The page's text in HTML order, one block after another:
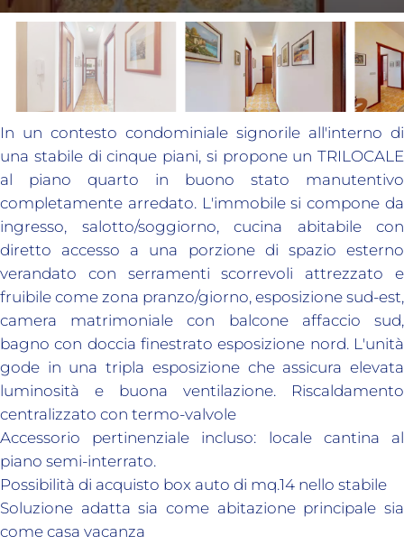
In un contesto condominiale signorile all'interno di
una stabile di cinque piani, si propone un TRILOCALE
al piano quarto in buono stato manutentivo
completamente arredato. L'immobile si compone da
ingresso, salotto/soggiorno, cucina abitabile con
diretto accesso a una porzione di spazio esterno
verandato con serramenti scorrevoli attrezzato e
fruibile come zona pranzo/giorno, esposizione sud-est,
camera matrimoniale con balcone affaccio sud,
bagno con doccia finestrato esposizione nord. L'unità
gode in una tripla esposizione che assicura elevata
luminosità e buona ventilazione. Riscaldamento
centralizzato con termo-valvole
Accessorio pertinenziale incluso: locale cantina al
piano semi-interrato.
Possibilità di acquisto box auto di mq.14 nello stabile
Soluzione adatta sia come abitazione principale sia
come casa vacanza